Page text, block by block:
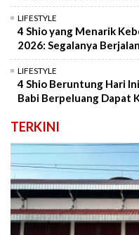
LIFESTYLE
4 Shio yang Menarik
2026: Segalanya
LIFESTYLE
4 Shio Beruntung Hari
Babi Berpeluang Dapat
TERKINI